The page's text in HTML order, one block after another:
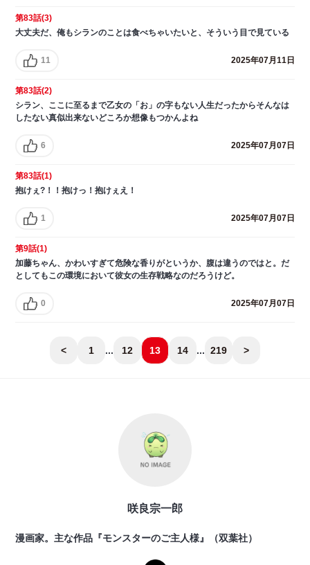
第83話(3)
大丈夫だ、俺もシランのことは食べちゃいたいと、そういう目で見ている
11 2025年07月11日
第83話(2)
シラン、ここに至るまで乙女の「お」の字もない人生だったからそんなは
したない真似出来ないどころか想像もつかんよね
6 2025年07月07日
第83話(1)
抱けぇ?！！抱けっ！抱けぇえ！
1 2025年07月07日
第9話(1)
加藤ちゃん、かわいすぎて危険な香りがというか、腹は違うのではと。だ
としてもこの環境において彼女の生存戦略なのだろうけど。
0 2025年07月07日
< 1 ... 12 13 14 ... 219 >
咲良宗一郎
漫画家。主な作品『モンスターのご主人様』（双葉社）